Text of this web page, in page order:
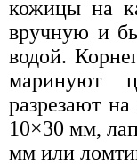
кожицы на
вручную и
водой.
маринуют
разрезают
10×30 мм,
мм или